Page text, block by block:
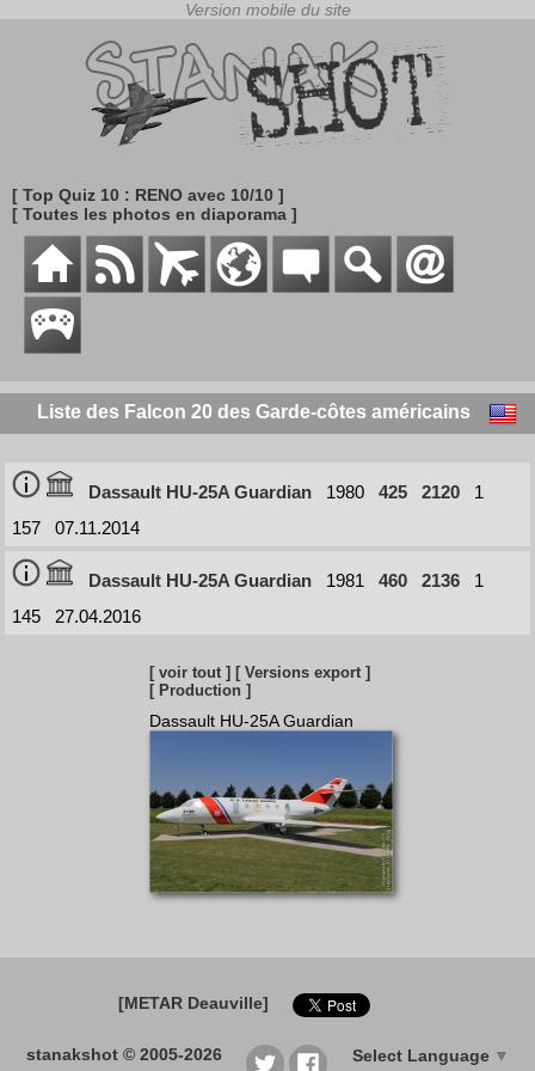
[ Top Quiz 10 : RENO avec 10/10 ]
[ Toutes les photos en diaporama ]
Liste des Falcon 20 des Garde-côtes américains
Dassault HU-25A Guardian 1980 425 2120
1
157
07.11.2014
Dassault HU-25A Guardian 1981 460 2136
1
145
27.04.2016
[ voir tout ] [ Versions export ]
[ Production ]
Dassault HU-25A Guardian
[METAR Deauville]
stanakshot © 2005-2026 Select Language ▼